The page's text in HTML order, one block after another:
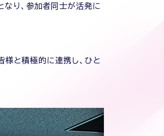
り、参加者同士が活発に
様と積極的に連携し、ひと